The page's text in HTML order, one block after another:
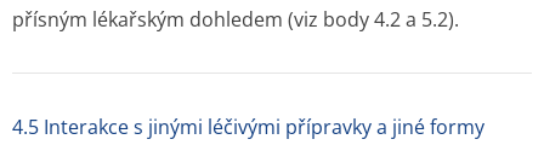
přísným lékařským dohledem (viz body 4.2 a 5.2).
4.5 Interakce s jinými léčivými přípravky a jiné formy